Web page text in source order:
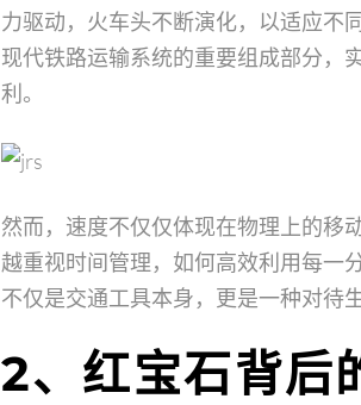
力驱动，火车头不断演化，以适应不
现代铁路运输系统的重要组成部分，
利。
然而，速度不仅仅体现在物理上的移
越重视时间管理，如何高效利用每一
不仅是交通工具本身，更是一种对待
2、红宝石背后